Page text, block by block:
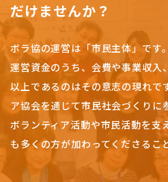
だけませんか？
ボラ協の運営は「市民主体」です。
運営資金のうち、会費や事業収入
以上であるのはその意志の現れです
ア協会を通じて市民社会づくりに
ボランティア活動や市民活動を支
も多くの方が加わってくださるこ